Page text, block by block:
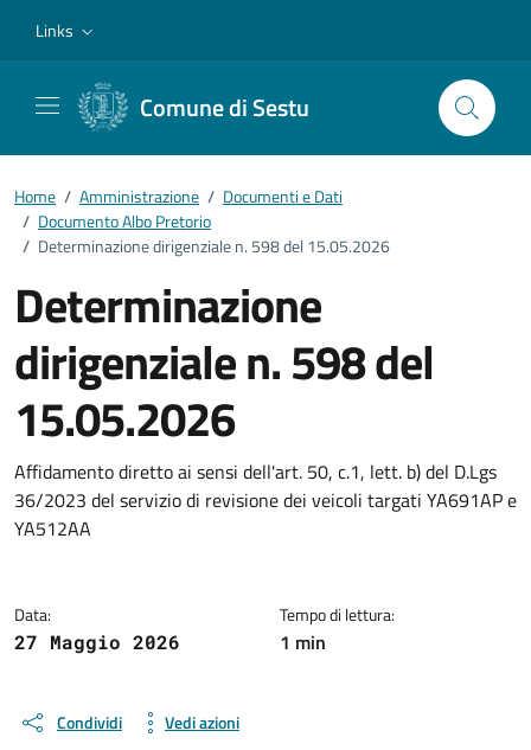
Links
Comune di Sestu
Home / Amministrazione / Documenti e Dati
/ Documento Albo Pretorio
/ Determinazione dirigenziale n. 598 del 15.05.2026
Determinazione
dirigenziale n. 598 del
15.05.2026
Dettagli del documento
Affidamento diretto ai sensi dell'art. 50, c.1, lett. b) del D.Lgs
36/2023 del servizio di revisione dei veicoli targati YA691AP e
YA512AA
Data:
27 Maggio 2026
Tempo di lettura:
1 min
Condividi Vedi azioni